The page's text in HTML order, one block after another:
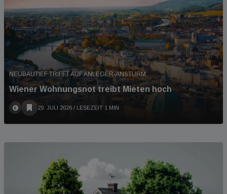
NEUBAUTIEF TRIFFT AUF ANLEGER-ANSTURM
Wiener Wohnungsnot treibt Mieten hoch
29. JULI 2026 / LESEZEIT 1 MIN